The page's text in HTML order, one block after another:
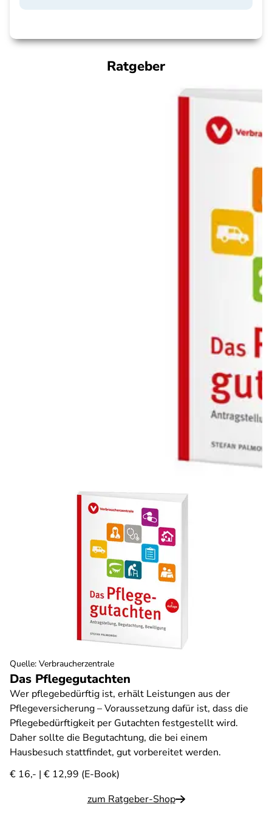
Ratgeber
Das Pflegegutachten
Wer pflegebedürftig ist, erhält Leistungen aus der
Pflegeversicherung – Voraussetzung dafür ist, dass die
Pflegebedürftigkeit per Gutachten festgestellt wird.
Daher sollte die Begutachtung, die bei einem
Hausbesuch stattfindet, gut vorbereitet werden.
€ 16,- | € 12,99 (E-Book)
zum Ratgeber-Shop
Quelle: Verbraucherzentrale